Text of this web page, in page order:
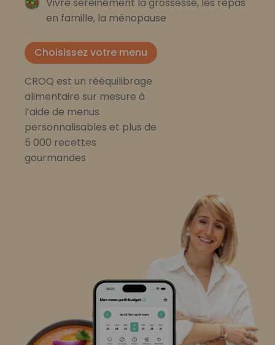
en famille, la ménopause
Choisissez votre menu
CROQ est un rééquilibrage
alimentaire sur mesure à
l’aide de menus
personnalisables et plus de
5 000 recettes
gourmandes